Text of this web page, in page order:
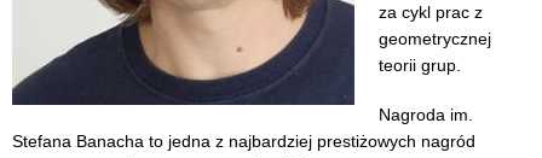
za cykl prac z
geometrycznej
teorii grup.
Nagroda im.
Stefana Banacha to jedna z najbardziej prestiżowych nagród